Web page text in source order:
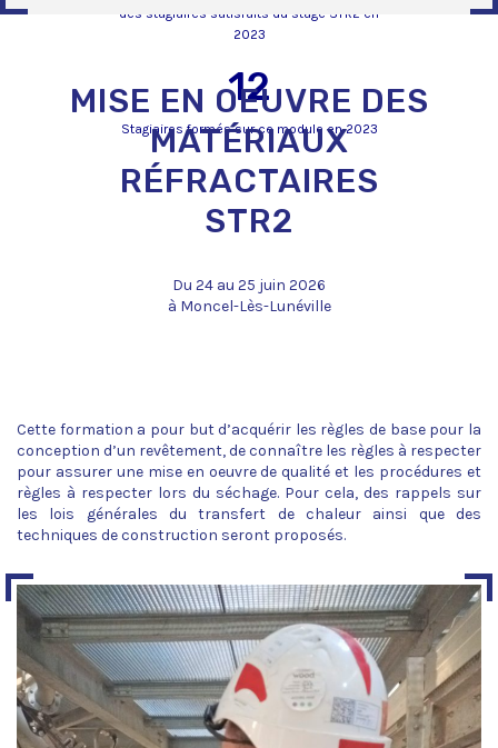
des stagiaires satisfaits du stage STR2 en
2023
12
Stagiaires formés sur ce module en 2023
MISE EN OEUVRE DES
MATÉRIAUX
RÉFRACTAIRES
STR2
Du 24 au 25 juin 2026
à Moncel-Lès-Lunéville
Cette formation a pour but d’acquérir les règles de base pour la
conception d’un revêtement, de connaître les règles à respecter
pour assurer une mise en oeuvre de qualité et les procédures et
règles à respecter lors du séchage. Pour cela, des rappels sur
les lois générales du transfert de chaleur ainsi que des
techniques de construction seront proposés.